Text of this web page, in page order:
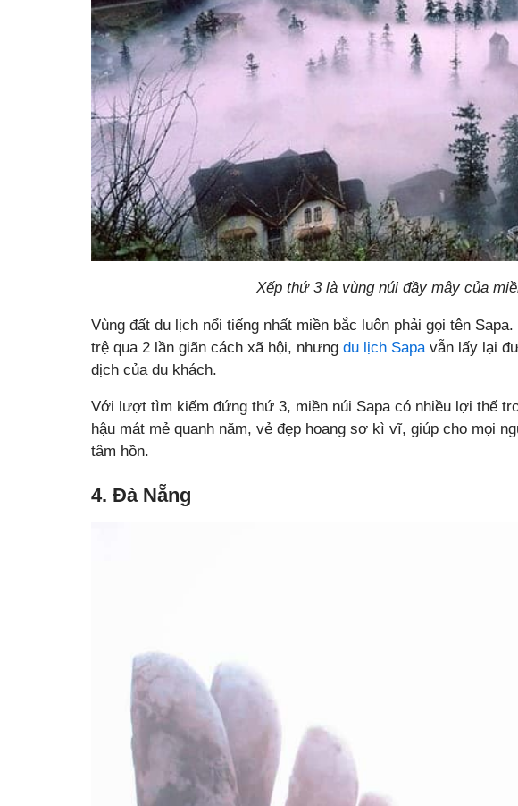
Xếp thứ 3 là vùng núi đầy mây của
Vùng đất du lịch nổi tiếng nhất miền bắc luôn phải gọi tên
trệ qua 2 lần giãn cách xã hội, nhưng du lịch Sapa vẫn lấy lại
dịch của du khách.
Với lượt tìm kiếm đứng thứ 3, miền núi Sapa có nhiều lợi thế
hậu mát mẻ quanh năm, vẻ đẹp hoang sơ kì vĩ, giúp cho mọi
tâm hồn.
4. Đà Nẵng